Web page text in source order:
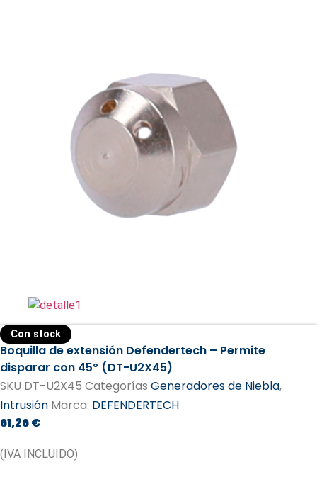
Con stock
Boquilla de extensión Defendertech – Permite
disparar con 45º (DT-U2X45)
SKU DT-U2X45 Categorías Generadores de Niebla,
Intrusión Marca: DEFENDERTECH
61,26€
(IVA INCLUIDO)